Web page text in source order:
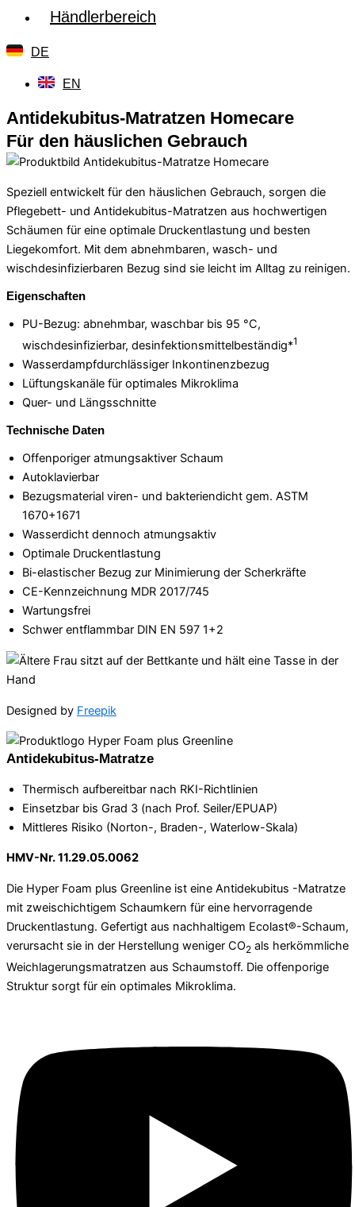
Händlerbereich
DE
EN
Antidekubitus-Matratzen Homecare
Für den häuslichen Gebrauch
Speziell entwickelt für den häuslichen Gebrauch, sorgen die
Pflegebett- und Antidekubitus-Matratzen aus hochwertigen
Schäumen für eine optimale Druckentlastung und besten
Liegekomfort. Mit dem abnehmbaren, wasch- und
wischdesinfizierbaren Bezug sind sie leicht im Alltag zu reinigen.
Eigenschaften
PU-Bezug: abnehmbar, waschbar bis 95 °C,
wischdesinfizierbar, desinfektionsmittelbeständig*1
Wasserdampfdurchlässiger Inkontinenzbezug
Lüftungskanäle für optimales Mikroklima
Quer- und Längsschnitte
Technische Daten
Offenporiger atmungsaktiver Schaum
Autoklavierbar
Bezugsmaterial viren- und bakteriendicht gem. ASTM
1670+1671
Wasserdicht dennoch atmungsaktiv
Optimale Druckentlastung
Bi-elastischer Bezug zur Minimierung der Scherkräfte
CE-Kennzeichnung MDR 2017/745
Wartungsfrei
Schwer entflammbar DIN EN 597 1+2
Designed by Freepik
Antidekubitus-Matratze
Thermisch aufbereitbar nach RKI-Richtlinien
Einsetzbar bis Grad 3 (nach Prof. Seiler/EPUAP)
Mittleres Risiko (Norton-, Braden-, Waterlow-Skala)
HMV-Nr. 11.29.05.0062
Die Hyper Foam plus Greenline ist eine Antidekubitus -Matratze
mit zweischichtigem Schaumkern für eine hervorragende
Druckentlastung. Gefertigt aus nachhaltigem Ecolast®-Schaum,
verursacht sie in der Herstellung weniger CO2 als herkömmliche
Weichlagerungs­matratzen aus Schaumstoff. Die offenporige
Struktur sorgt für ein optimales Mikroklima.